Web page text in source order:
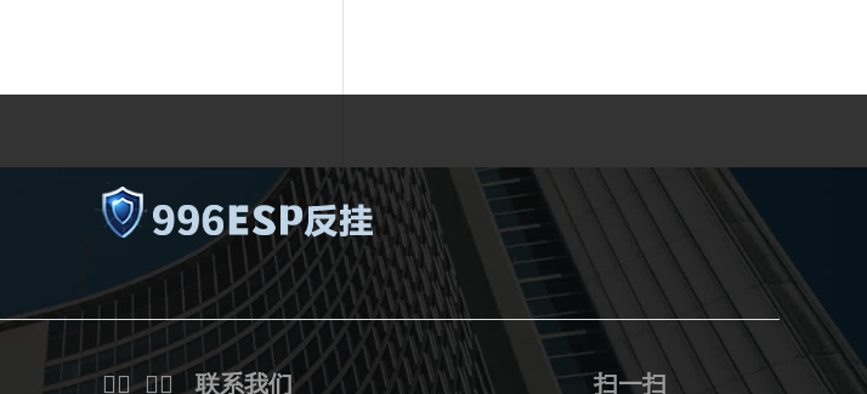
ᅟᅠ ᅟᅠ 联系我们 扫一扫